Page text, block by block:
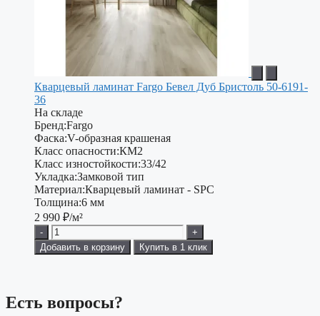
Кварцевый ламинат Fargo Бевел Дуб Бристоль 50-6191-
36
На складе
Бренд:Fargo
Фаска:V-образная крашеная
Класс опасности:КМ2
Класс изностойкости:33/42
Укладка:Замковой тип
Материал:Кварцевый ламинат - SPC
Толщина:6 мм
2 990 ₽/м²
-
+
Добавить в корзину
Купить в 1 клик
Есть вопросы?